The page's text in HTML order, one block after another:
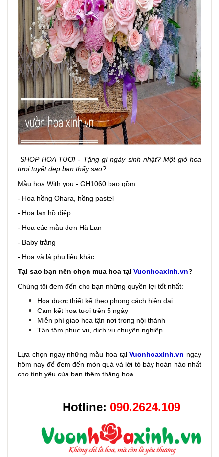
SHOP HOA TƯƠI - Tặng gì ngày sinh nhật? Một giỏ hoa
tươi tuyệt đẹp bạn thấy sao?
Mẫu hoa With you - GH1060 bao gồm:
- Hoa hồng Ohara, hồng pastel
- Hoa lan hồ điệp
- Hoa cúc mẫu đơn Hà Lan
- Baby trắng
- Hoa và lá phụ liệu khác
Tại sao bạn nên chọn mua hoa tại Vuonhoaxinh.vn?
Chúng tôi đem đến cho bạn những quyền lợi tốt nhất:
Hoa được thiết kế theo phong cách hiện đại
Cam kết hoa tươi trên 5 ngày
Miễn phí giao hoa tận nơi trong nội thành
Tận tâm phục vụ, dịch vụ chuyên nghiệp
Lựa chọn ngay những mẫu hoa tạiVuonhoaxinh.vn ngay
hôm nay để đem đến món quà và lời tỏ bày hoàn hảo nhất
cho tình yêu của bạn thêm thăng hoa.
Hotline: 090.2624.109